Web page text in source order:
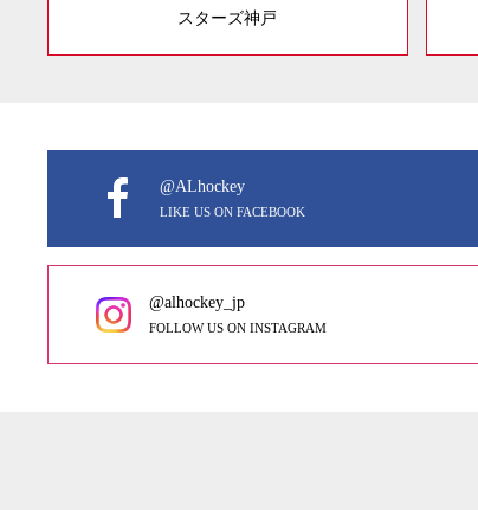
スターズ神戸
@ALhockey
LIKE US ON FACEBOOK
@alhockey_jp
FOLLOW US ON INSTAGRAM